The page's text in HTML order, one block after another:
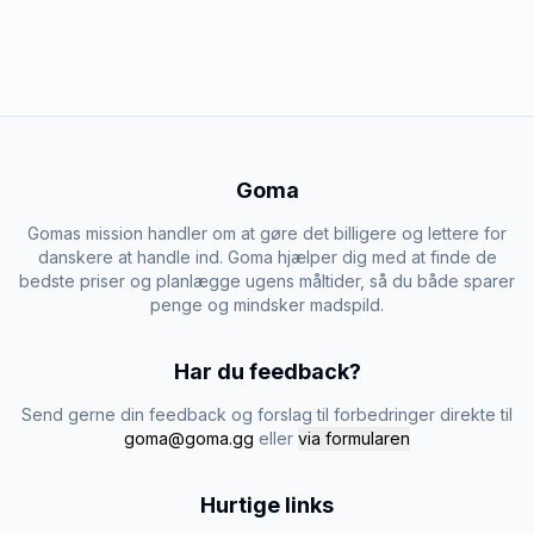
Goma
Gomas mission handler om at gøre det billigere og lettere for
danskere at handle ind. Goma hjælper dig med at finde de
bedste priser og planlægge ugens måltider, så du både sparer
penge og mindsker madspild.
Har du feedback?
Send gerne din feedback og forslag til forbedringer direkte til
goma@goma.gg eller via formularen
Hurtige links